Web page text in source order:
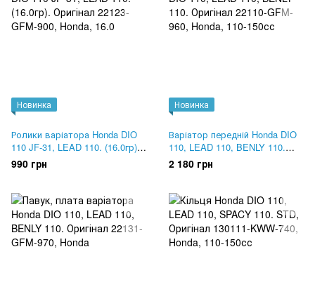
Новинка
Ролики варіатора Honda DIO
110 JF-31, LEAD 110. (16.0гр).
Оригінал 22123-GFM-900
990 грн
Новинка
Варіатор передній Honda DIO
110, LEAD 110, BENLY 110.
Оригінал 22110-GFM-960
2 180 грн